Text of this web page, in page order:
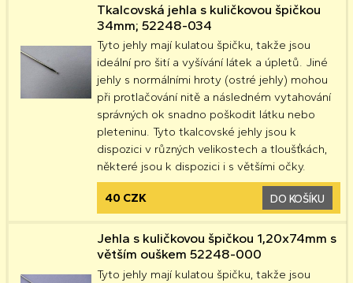
Tkalcovská jehla s kuličkovou špičkou
34mm; 52248-034
Tyto jehly mají kulatou špičku, takže jsou
ideální pro šití a vyšívání látek a úpletů. Jiné
jehly s normálními hroty (ostré jehly) mohou
při protlačování nitě a následném vytahování
správných ok snadno poškodit látku nebo
pleteninu. Tyto tkalcovské jehly jsou k
dispozici v různých velikostech a tloušťkách,
některé jsou k dispozici i s většími očky.
40 CZK DO KOŠÍKU
Jehla s kuličkovou špičkou 1,20x74mm s
větším ouškem 52248-000
Tyto jehly mají kulatou špičku, takže jsou